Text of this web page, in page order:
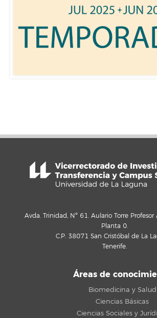
Avda. Trinidad, Nº 61. Aulario Torre
Planta 0.
C.P. 38071 San Cristóbal de La
Tenerife.
Áreas de
Biomedicina y Salud
Ciencias Básicas
Ciencias Sociales y